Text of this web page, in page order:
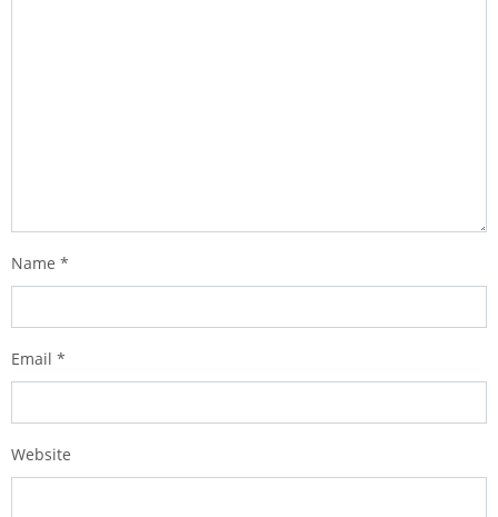
Name *
Email *
Website